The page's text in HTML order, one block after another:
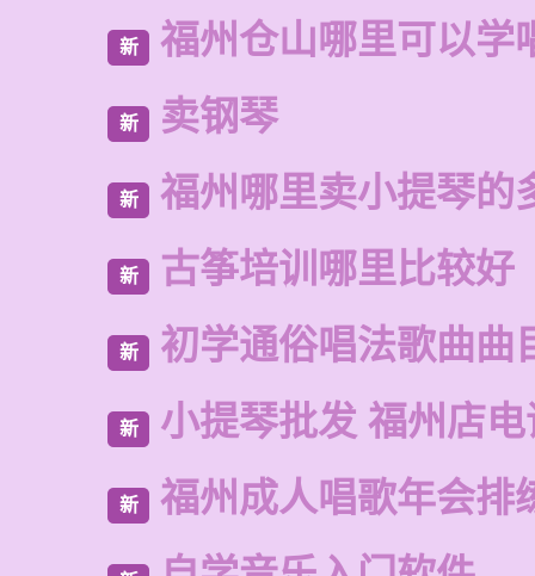
新 福州仓山哪里可以学
新 卖钢琴
新 福州哪里卖小提琴的
新 古筝培训哪里比较好
新 初学通俗唱法歌曲曲
新 小提琴批发 福州店
新 福州成人唱歌年会排